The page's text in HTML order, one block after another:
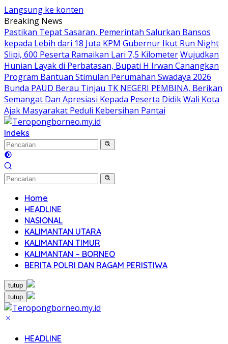
Langsung ke konten
Breaking News
Pastikan Tepat Sasaran, Pemerintah Salurkan Bansos
kepada Lebih dari 18 Juta KPM Gubernur Ikut Run Night
Slipi, 600 Peserta Ramaikan Lari 7,5 KilometerWujudkan
Hunian Layak di Perbatasan, Bupati H Irwan Canangkan
Program Bantuan Stimulan Perumahan Swadaya 2026
Bunda PAUD Berau Tinjau TK NEGERI PEMBINA, Berikan
Semangat Dan Apresiasi Kepada Peserta DidikWali Kota
Ajak Masyarakat Peduli Kebersihan Pantai
Indeks
Home
HEADLINE
NASIONAL
KALIMANTAN UTARA
KALIMANTAN TIMUR
KALIMANTAN – BORNEO
BERITA POLRI DAN RAGAM PERISTIWA
tutup
tutup
HEADLINE